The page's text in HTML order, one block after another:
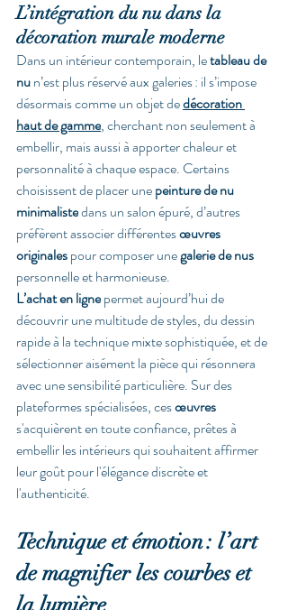
L’intégration du nu dans la
décoration murale moderne
Dans un intérieur contemporain, le tableau de
nu n’est plus réservé aux galeries : il s’impose
désormais comme un objet de décoration
haut de gamme, cherchant non seulement à
embellir, mais aussi à apporter chaleur et
personnalité à chaque espace. Certains
choisissent de placer une peinture de nu
minimaliste dans un salon épuré, d’autres
préfèrent associer différentes œuvres
originales pour composer une galerie de nus
personnelle et harmonieuse.
L’achat en ligne permet aujourd’hui de
découvrir une multitude de styles, du dessin
rapide à la technique mixte sophistiquée, et de
sélectionner aisément la pièce qui résonnera
avec une sensibilité particulière. Sur des
plateformes spécialisées, ces œuvres
s'acquièrent en toute confiance, prêtes à
embellir les intérieurs qui souhaitent affirmer
leur goût pour l'élégance discrète et
l'authenticité.
Technique et émotion : l’art
de magnifier les courbes et
la lumière